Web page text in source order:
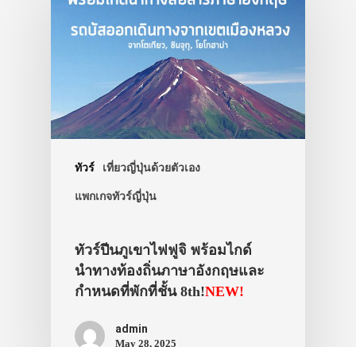
ทัวร์ เที่ยวญี่ปุ่นด้วยตัวเอง
แพกเกจทัวร์ญี่ปุ่น
ทัวร์ปีนภูเขาไฟฟูจิ พร้อมไกด์
นำทางท้องถิ่นภาษาอังกฤษและ
กำหนดที่พักที่ชั้น 8th!NEW!
admin
May 28, 2025